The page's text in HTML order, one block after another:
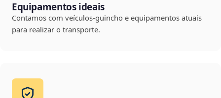
Equipamentos ideais
Contamos com veículos-guincho e equipamentos atuais
para realizar o transporte.